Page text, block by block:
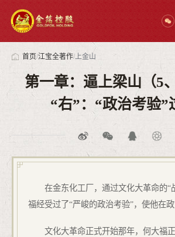
首页/江宝全著作/上金山
第一章：逼上梁山（5
“右”：“政治考验”
在金东化工厂，通过文化大革命的“
福经受过了“严峻的政治考验”，使他在政
文化大革命正式开始那年，何大福